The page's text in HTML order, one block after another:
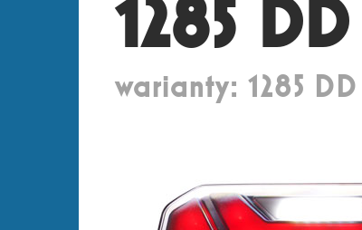
1285
warianty: 1285